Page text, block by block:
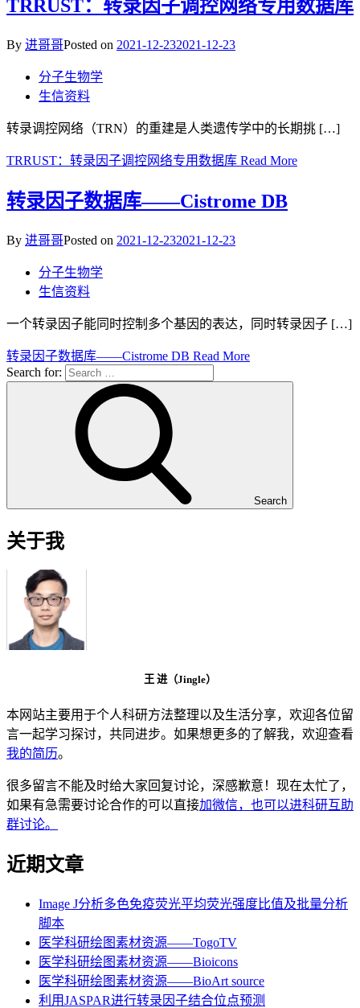
TRRUST：转录因子调控网络专用数据库
By 进哥哥Posted on 2021-12-232021-12-23
分子生物学
生信资料
转录调控网络（TRN）的重建是人类遗传学中的长期挑 […]
TRRUST：转录因子调控网络专用数据库 Read More
转录因子数据库——Cistrome DB
By 进哥哥Posted on 2021-12-232021-12-23
分子生物学
生信资料
一个转录因子能同时控制多个基因的表达，同时转录因子 […]
转录因子数据库——Cistrome DB Read More
Search for:
Search
关于我
王 进（Jingle）
本网站主要用于个人科研方法整理以及生活分享，欢迎各位留
言一起学习探讨，共同进步。如果想更多的了解我，欢迎查看
我的简历。
很多留言不能及时给大家回复讨论，深感歉意！现在太忙了，
如果有急需要讨论合作的可以直接加微信，也可以进科研互助
群讨论。
近期文章
Image J分析多色免疫荧光平均荧光强度比值及批量分析
脚本
医学科研绘图素材资源——TogoTV
医学科研绘图素材资源——Bioicons
医学科研绘图素材资源——BioArt source
利用JASPAR进行转录因子结合位点预测